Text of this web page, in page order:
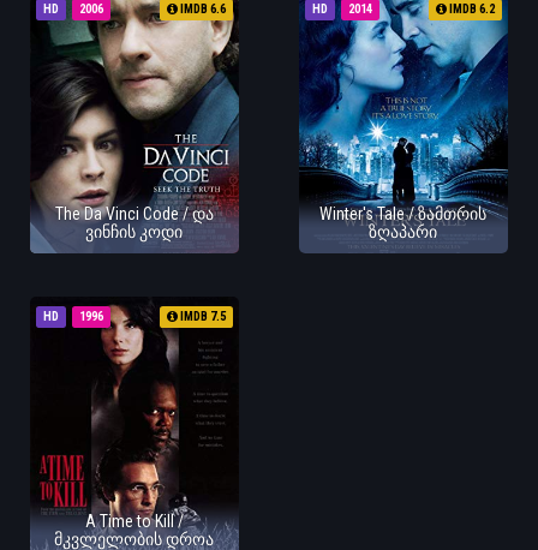
HD 2006 IMDB 6.6
The Da Vinci Code / და
ვინჩის კოდი
HD 2014 IMDB 6.2
Winter's Tale / ზამთრის
ზღაპარი
HD 1996 IMDB 7.5
A Time to Kill /
მკვლელობის დროა